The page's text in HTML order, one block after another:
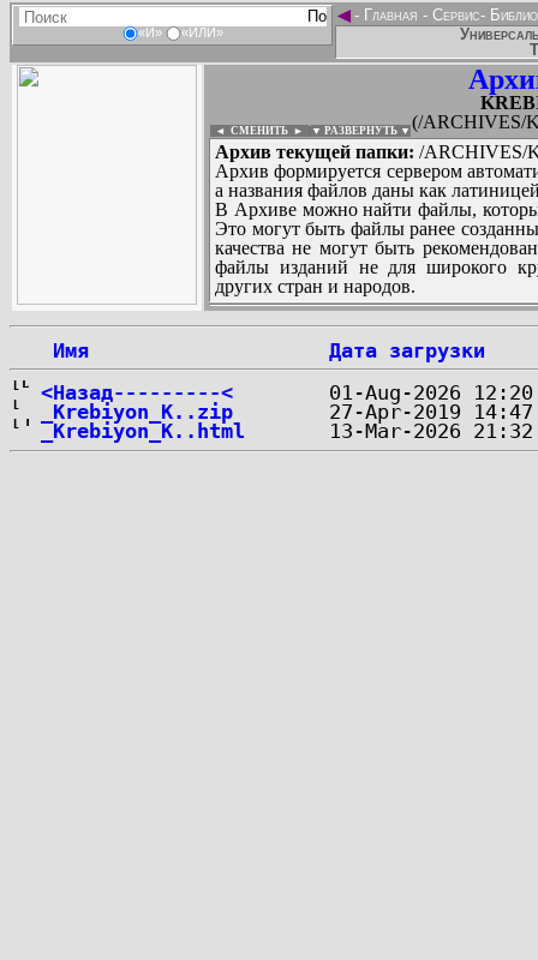
«И» «ИЛИ»
◄- Главная - Сервис-
(/ARCHIVES/
◄ СМЕНИТЬ ► ▼ РАЗВЕРНУТЬ ▼
Архив текущей папки: /ARCHIVES/
Архив формируется сервером
а названия файлов даны как
В Архиве можно найти файлы,
Это могут быть файлы ранее
качества не могут быть
файлы изданий не для широкого
других стран и народов.
Имя
Дата загрузки
<Назад---------<
_Krebiyon_K..zip
_Krebiyon_K..html